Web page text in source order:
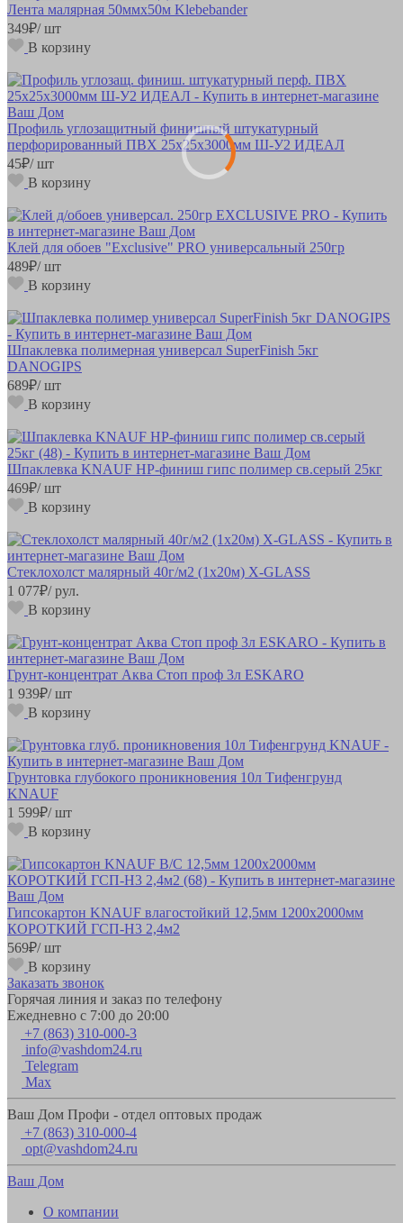
Лента малярная 50ммх50м Klebebander
349₽/ шт
В корзину
Профиль углозащитный финишный штукатурный
перфорированный ПВХ 25х25х3000мм Ш-У2 ИДЕАЛ
45₽/ шт
В корзину
Клей для обоев "Exclusive" PRO универсальный 250гр
489₽/ шт
В корзину
Шпаклевка полимерная универсал SuperFinish 5кг
DANOGIPS
689₽/ шт
В корзину
Шпаклевка KNAUF HP-финиш гипс полимер св.серый 25кг
469₽/ шт
В корзину
Стеклохолст малярный 40г/м2 (1х20м) X-GLASS
1 077₽/ рул.
В корзину
Грунт-концентрат Аква Стоп проф 3л ESKARO
1 939₽/ шт
В корзину
Грунтовка глубокого проникновения 10л Тифенгрунд
KNAUF
1 599₽/ шт
В корзину
Гипсокартон KNAUF влагостойкий 12,5мм 1200х2000мм
КОРОТКИЙ ГСП-Н3 2,4м2
569₽/ шт
В корзину
Заказать звонок
Горячая линия и заказ по телефону
Ежедневно с 7:00 до 20:00
+7 (863) 310-000-3
info@vashdom24.ru
Telegram
Max
Ваш Дом Профи - отдел оптовых продаж
+7 (863) 310-000-4
opt@vashdom24.ru
Ваш Дом
О компании